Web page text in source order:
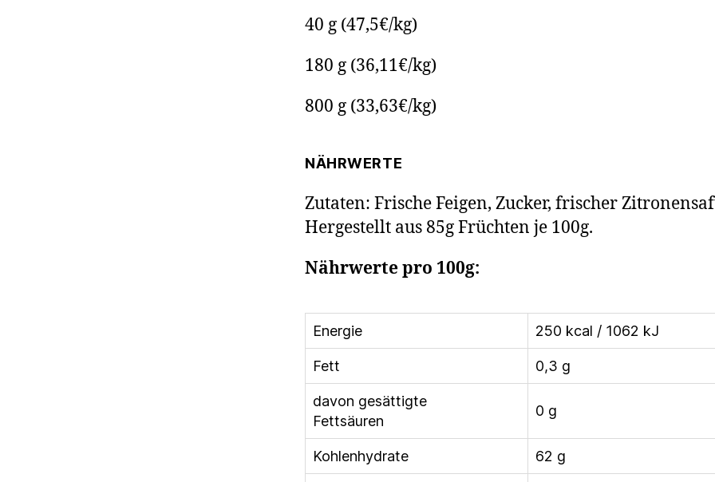
40 g (47,5€/kg)
180 g (36,11€/kg)
800 g (33,63€/kg)
NÄHRWERTE
Zutaten: Frische Feigen, Zucker, frischer
Hergestellt aus 85g Früchten je 100g.
Nährwerte pro 100g:
Energie 250 kcal / 1062 kJ
Fett 0,3 g
davon gesättigte
Fettsäuren
0 g
Kohlenhydrate 62 g